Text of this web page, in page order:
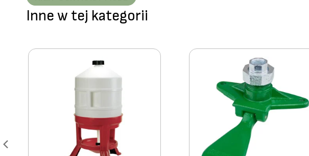
Inne w tej kategorii